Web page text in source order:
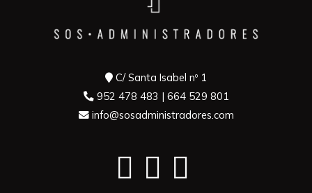
C/ Santa Isabel nº 1
952 478 483 | 664 529 801
info@sosadministradores.com